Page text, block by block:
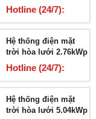
Hotline (24/7):
03678.2.5959
Hệ thống điện mặt
trời hòa lưới 2.76kWp
Hotline (24/7):
03678.2.5959
Hệ thống điện mặt
trời hòa lưới 5.04kWp